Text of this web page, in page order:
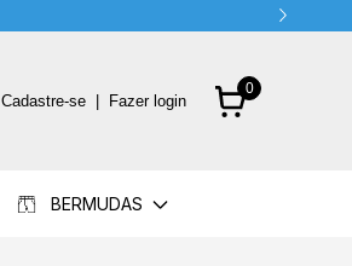
Cadastre-se Fazer login
0
BERMUDAS